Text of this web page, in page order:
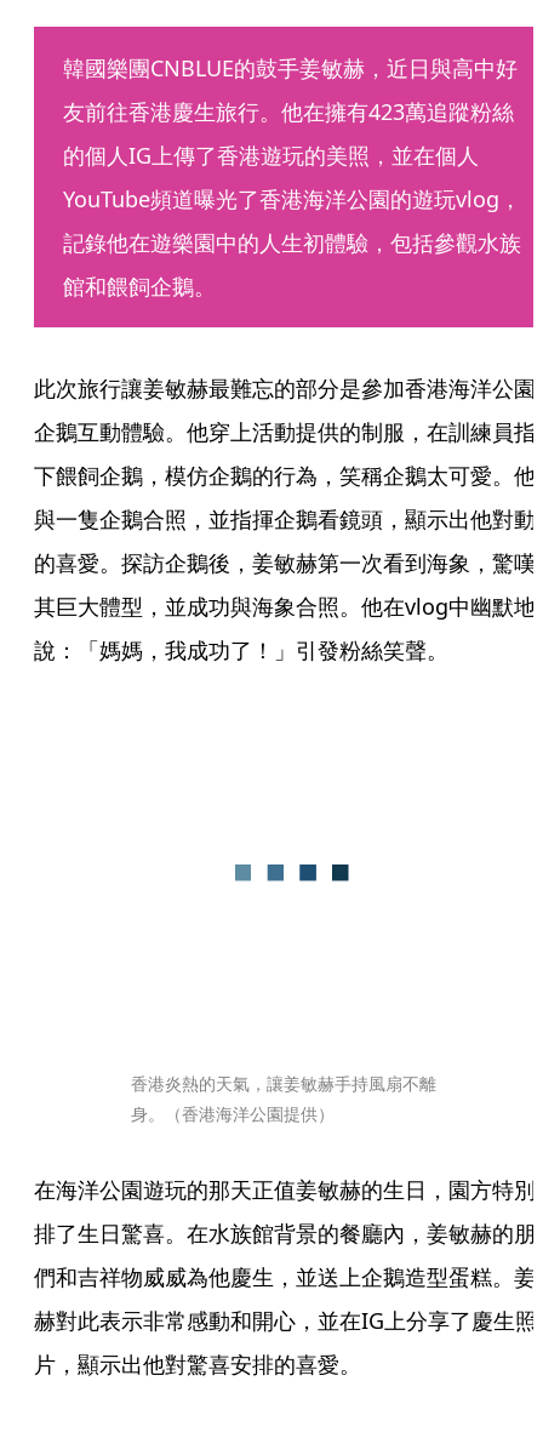
韓國樂團CNBLUE的鼓手姜敏赫，近日與高中好
友前往香港慶生旅行。他在擁有423萬追蹤粉絲
的個人IG上傳了香港遊玩的美照，並在個人
YouTube頻道曝光了香港海洋公園的遊玩vlog，
記錄他在遊樂園中的人生初體驗，包括參觀水族
館和餵飼企鵝。
此次旅行讓姜敏赫最難忘的部分是參加香港海洋公園
企鵝互動體驗。他穿上活動提供的制服，在訓練員指
下餵飼企鵝，模仿企鵝的行為，笑稱企鵝太可愛。他
與一隻企鵝合照，並指揮企鵝看鏡頭，顯示出他對動
的喜愛。探訪企鵝後，姜敏赫第一次看到海象，驚嘆
其巨大體型，並成功與海象合照。他在vlog中幽默地
說：「媽媽，我成功了！」引發粉絲笑聲。
香港炎熱的天氣，讓姜敏赫手持風扇不離
身。（香港海洋公園提供）
在海洋公園遊玩的那天正值姜敏赫的生日，園方特別
排了生日驚喜。在水族館背景的餐廳內，姜敏赫的朋
們和吉祥物威威為他慶生，並送上企鵝造型蛋糕。姜
赫對此表示非常感動和開心，並在IG上分享了慶生照
片，顯示出他對驚喜安排的喜愛。